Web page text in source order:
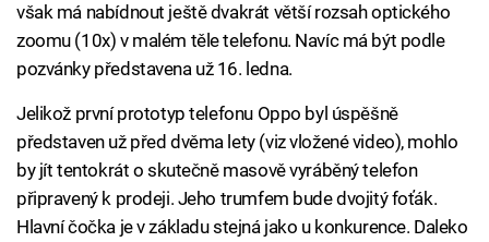
však má nabídnout ještě dvakrát větší rozsah optického
zoomu (10x) v malém těle telefonu. Navíc má být podle
pozvánky představena už 16. ledna.
Jelikož první prototyp telefonu Oppo byl úspěšně
představen už před dvěma lety (viz vložené video), mohlo
by jít tentokrát o skutečně masově vyráběný telefon
připravený k prodeji. Jeho trumfem bude dvojitý foťák.
Hlavní čočka je v základu stejná jako u konkurence. Daleko